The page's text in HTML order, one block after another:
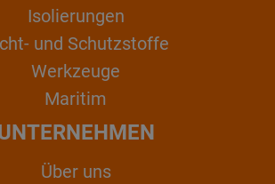
Isolierungen
und Schutzstoffe
Werkzeuge
Maritim
Über uns